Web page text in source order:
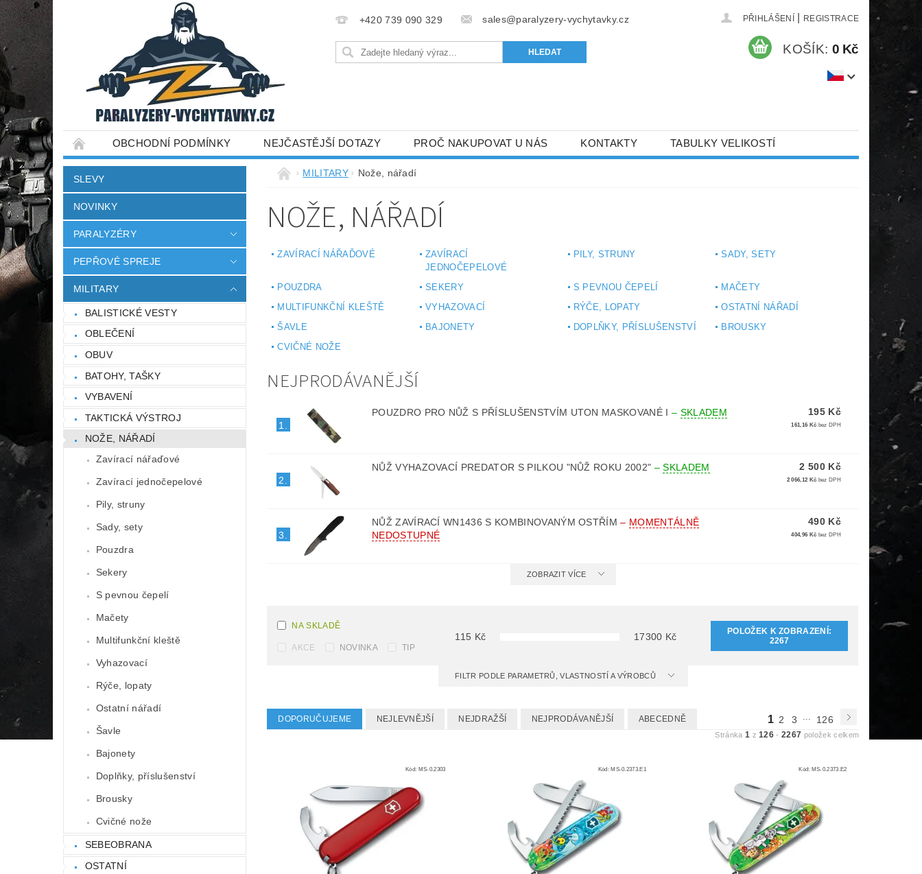
+420 739 090 329 sales@paralyzery-vychytavky.cz PŘIHLÁŠENÍ REGISTRACE
KOŠÍK: 0 Kč
OBCHODNÍ PODMÍNKY NEJČASTĚJŠÍ DOTAZY PROČ NAKUPOVAT U NÁS KONTAKTY TABULKY VELIKOSTÍ
SLEVY
NOVINKY
PARALYZÉRY
PEPŘOVÉ SPREJE
MILITARY
BALISTICKÉ VESTY
OBLEČENÍ
OBUV
BATOHY, TAŠKY
VYBAVENÍ
TAKTICKÁ VÝSTROJ
NOŽE, NÁŘADÍ
Zavírací nářaďové
Zavírací jednočepelové
Pily, struny
Sady, sety
Pouzdra
Sekery
S pevnou čepelí
Mačety
Multifunkční kleště
Vyhazovací
Rýče, lopaty
Ostatní nářadí
Šavle
Bajonety
Doplňky, příslušenství
Brousky
Cvičné nože
SEBEOBRANA
OSTATNÍ
MILITARY Nože, nářadí
NOŽE, NÁŘADÍ
ZAVÍRACÍ NÁŘAĎOVÉ
ZAVÍRACÍ
JEDNOČEPELOVÉ
PILY, STRUNY SADY, SETY
POUZDRA SEKERY S PEVNOU ČEPELÍ
MAČETY
MULTIFUNKČNÍ KLEŠTĚ
VYHAZOVACÍ RÝČE, LOPATY
OSTATNÍ NÁŘADÍ
ŠAVLE
BAJONETY DOPLŇKY, PŘÍSLUŠENSTVÍ
BROUSKY
CVIČNÉ NOŽE
NEJPRODÁVANĚJŠÍ
1.
POUZDRO PRO NŮŽ S PŘÍSLUŠENSTVÍM UTON MASKOVANÉ I – SKLADEM 195 Kč
161,16 Kč bez DPH
2.
NŮŽ VYHAZOVACÍ PREDATOR S PILKOU "NŮŽ ROKU 2002" –SKLADEM 2 500 Kč
2 066,12 Kč bez DPH
3.
NŮŽ ZAVÍRACÍ WN1436 S KOMBINOVANÝM OSTŘÍM– MOMENTÁLNĚ
NEDOSTUPNÉ
490 Kč
404,96 Kč bez DPH
ZOBRAZIT VÍCE
NA SKLADĚ
AKCE NOVINKA TIP
115 Kč 17300 Kč
POLOŽEK K ZOBRAZENÍ:
2267
FILTR PODLE PARAMETRŮ, VLASTNOSTÍ A VÝROBCŮ
DOPORUČUJEME NEJLEVNĚJŠÍ NEJDRAŽŠÍ NEJPRODÁVANĚJŠÍ ABECEDNĚ 1 2 3 ... 126
Stránka 1 z126 -2267 položek celkem
Kód: MS-0.2303 Kód:MS-0.2373.E1 Kód: MS-0.2373.E2